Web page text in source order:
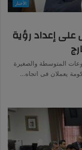
الأخبار
إعداد رؤية
المتوسطة والصغيرة
يعملان فى اتجاه…